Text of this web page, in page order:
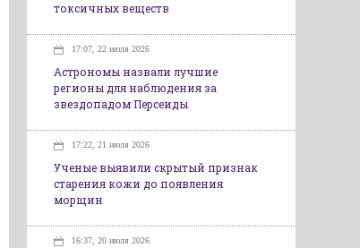
токсичных веществ
17:07, 22 июля 2026
Астрономы назвали лучшие
регионы для наблюдения за
звездопадом Персеиды
17:22, 21 июля 2026
Ученые выявили скрытый признак
старения кожи до появления
морщин
16:37, 20 июля 2026